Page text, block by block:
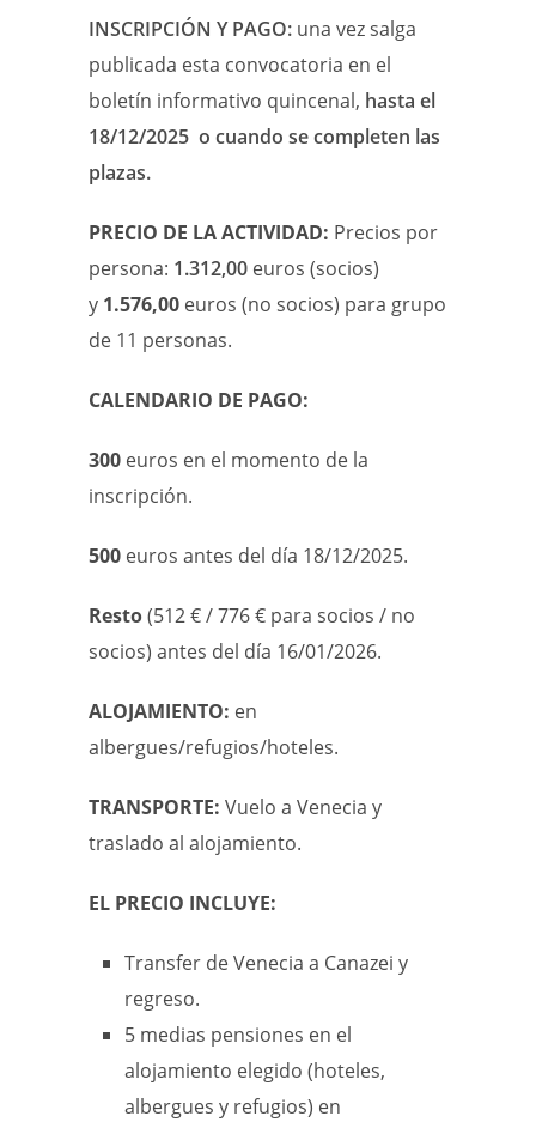
INSCRIPCIÓN Y PAGO: una vez salga
publicada esta convocatoria en el
boletín informativo quincenal, hasta el
18/12/2025 o cuando se completen las
plazas.
PRECIO DE LA ACTIVIDAD: Precios por
persona: 1.312,00 euros (socios)
y 1.576,00 euros (no socios) para grupo
de 11 personas.
CALENDARIO DE PAGO:
300 euros en el momento de la
inscripción.
500 euros antes del día 18/12/2025.
Resto(512 € / 776 € para socios / no
socios) antes del día 16/01/2026.
ALOJAMIENTO: en
albergues/refugios/hoteles.
TRANSPORTE: Vuelo a Venecia y
traslado al alojamiento.
EL PRECIO INCLUYE:
Transfer de Venecia a Canazei y
regreso.
5 medias pensiones en el
alojamiento elegido (hoteles,
albergues y refugios) en